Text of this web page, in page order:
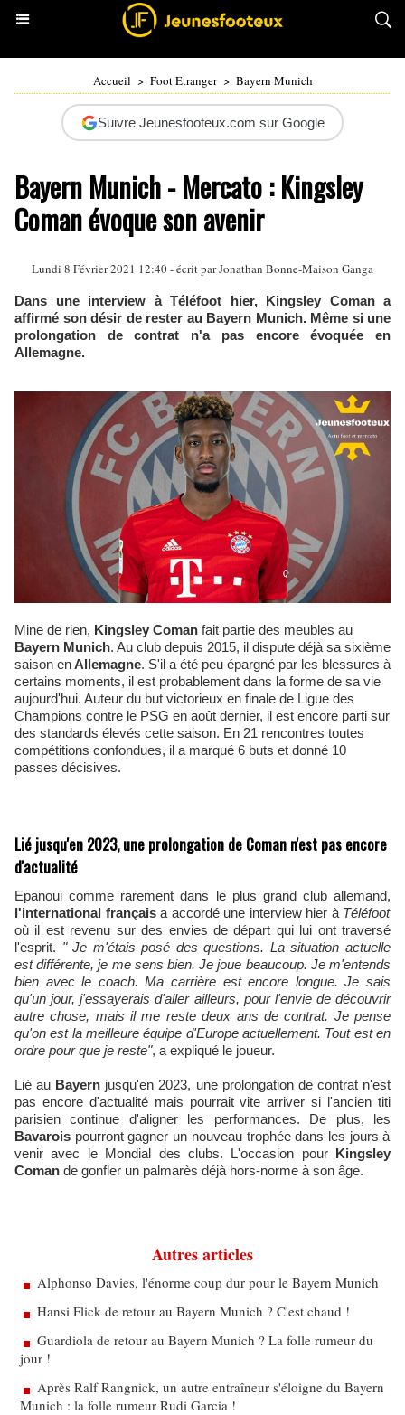
Accueil > Foot Etranger > Bayern Munich
Suivre Jeunesfooteux.com sur Google
Bayern Munich - Mercato : Kingsley
Coman évoque son avenir
Lundi 8 Février 2021 12:40 - écrit parJonathan Bonne-Maison Ganga
Dans une interview à Téléfoot hier, Kingsley Coman a
affirmé son désir de rester au Bayern Munich. Même si une
prolongation de contrat n'a pas encore évoquée en
Allemagne.
Mine de rien, Kingsley Coman fait partie des meubles au
Bayern Munich. Au club depuis 2015, il dispute déjà sa sixième
saison enAllemagne. S'il a été peu épargné par les blessures à
certains moments, il est probablement dans la forme de sa vie
aujourd'hui. Auteur du but victorieux en finale de Ligue des
Champions contre le PSG en août dernier, il est encore parti sur
des standards élevés cette saison. En 21 rencontres toutes
compétitions confondues, il a marqué 6 buts et donné 10
passes décisives.
Lié jusqu'en 2023, une prolongation de Coman n'est pas encore
d'actualité
Epanoui comme rarement dans le plus grand club allemand,
l'international françaisa accordé une interview hier àTéléfoot
où il est revenu sur des envies de départ qui lui ont traversé
l'esprit. " Je m'étais posé des questions. La situation actuelle
est différente, je me sens bien. Je joue beaucoup. Je m'entends
bien avec le coach. Ma carrière est encore longue. Je sais
qu'un jour, j'essayerais d'aller ailleurs, pour l'envie de découvrir
autre chose, mais il me reste deux ans de contrat. Je pense
qu'on est la meilleure équipe d'Europe actuellement. Tout est en
ordre pour que je reste", a expliqué le joueur.
Lié au Bayern jusqu'en 2023, une prolongation de contrat n'est
pas encore d'actualité mais pourrait vite arriver si l'ancien titi
parisien continue d'aligner les performances. De plus, les
Bavarois pourront gagner un nouveau trophée dans les jours à
venir avec le Mondial des clubs. L'occasion pourKingsley
Coman de gonfler un palmarès déjà hors-norme à son âge.
Autres articles
Alphonso Davies, l'énorme coup dur pour le Bayern Munich
Hansi Flick de retour au Bayern Munich ? C'est chaud !
Guardiola de retour au Bayern Munich ? La folle rumeur du
jour !
Après Ralf Rangnick, un autre entraîneur s'éloigne du Bayern
Munich : la folle rumeur Rudi Garcia !